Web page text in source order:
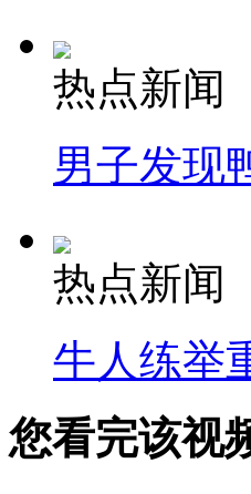
热点新闻
男子发现
热点新闻
牛人练举
您看完该视